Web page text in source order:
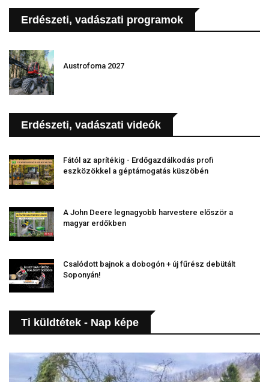
Erdészeti, vadászati programok
Austrofoma 2027
Erdészeti, vadászati videók
Fától az aprítékig - Erdőgazdálkodás profi
eszközökkel a géptámogatás küszöbén
A John Deere legnagyobb harvestere először a
magyar erdőkben
Csalódott bajnok a dobogón + új fűrész debütált
Soponyán!
Ti küldtétek - Nap képe